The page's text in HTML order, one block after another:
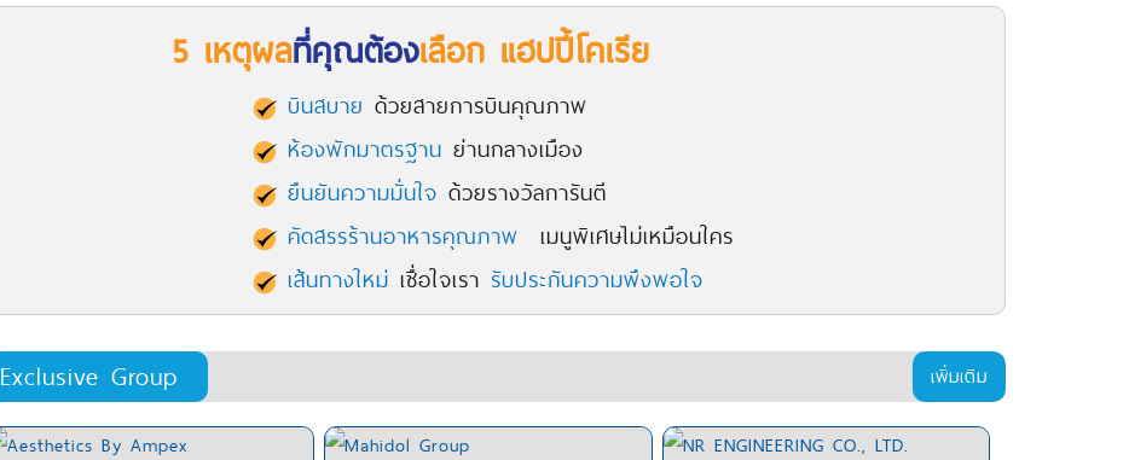
5 เหตุผลที่คุณต้องเลือก แฮปปี้โคเรีย
บินสบาย ด้วยสายการบินคุณภาพ
ห้องพักมาตรฐาน ย่านกลางเมือง
ยืนยันความมั่นใจ ด้วยรางวัลการันตี
คัดสรรร้านอาหารคุณภาพ เมนูพิเศษไม่เหมือนใคร
เส้นทางใหม่ เชื่อใจเรา รับประกันความพึงพอใจ
Exclusive Group เพิ่มเติม